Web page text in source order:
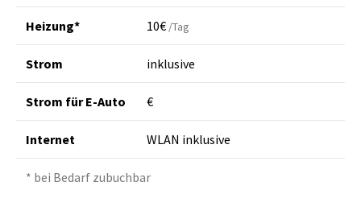
Heizung* 10€ /Tag
Strom inklusive
Strom für E-Auto €
Internet WLAN inklusive
* bei Bedarf zubuchbar